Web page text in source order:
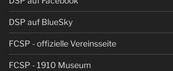
DSP auf BlueSky
FCSP - offizielle Vereinsseite
FCSP - 1910 Museum